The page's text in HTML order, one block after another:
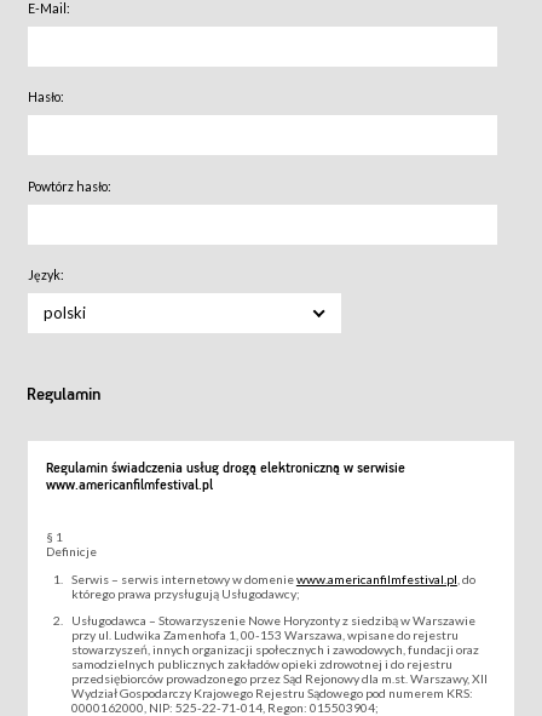
E-Mail:
Hasło:
Powtórz hasło:
Język:
polski
Regulamin
Regulamin świadczenia usług drogą elektroniczną w serwisie
www.americanfilmfestival.pl
§ 1
Definicje
Serwis – serwis internetowy w domeniewww.americanfilmfestival.pl , do
którego prawa przysługują Usługodawcy;
Usługodawca – Stowarzyszenie Nowe Horyzonty z siedzibą w Warszawie
przy ul. Ludwika Zamenhofa 1, 00-153 Warszawa, wpisane do rejestru
stowarzyszeń, innych organizacji społecznych i zawodowych, fundacji oraz
samodzielnych publicznych zakładów opieki zdrowotnej i do rejestru
przedsiębiorców prowadzonego przez Sąd Rejonowy dla m.st. Warszawy, XII
Wydział Gospodarczy Krajowego Rejestru Sądowego pod numerem KRS:
0000162000, NIP: 525-22-71-014, Regon: 015503904;